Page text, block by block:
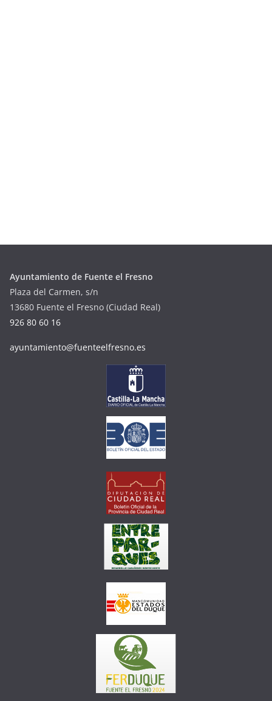
Ayuntamiento de Fuente el Fresno
Plaza del Carmen, s/n
13680 Fuente el Fresno (Ciudad Real)
926 80 60 16
ayuntamiento@fuenteelfresno.es